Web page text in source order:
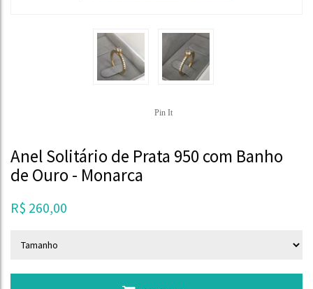
Pin It
Anel Solitário de Prata 950 com Banho
de Ouro - Monarca
R$ 260,00